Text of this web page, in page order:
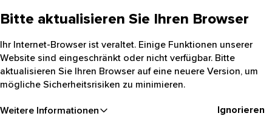
Bitte aktualisieren Sie Ihren Browser
Ihr Internet-Browser ist veraltet. Einige Funktionen unserer
Website sind eingeschränkt oder nicht verfügbar. Bitte
aktualisieren Sie Ihren Browser auf eine neuere Version, um
mögliche Sicherheitsrisiken zu minimieren.
Weitere Informationen Ignorieren